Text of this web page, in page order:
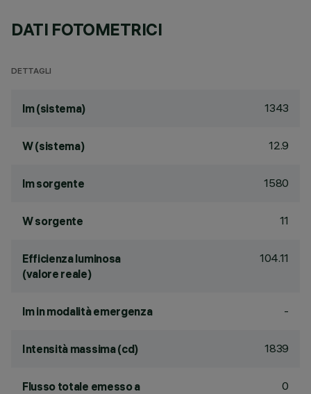
DATI FOTOMETRICI
DETTAGLI
lm (sistema) 1343
W (sistema) 12.9
lm sorgente 1580
W sorgente 11
Efficienza luminosa
(valore reale)
104.11
lm in modalità emergenza -
Intensità massima (cd) 1839
Flusso totale emesso a
0